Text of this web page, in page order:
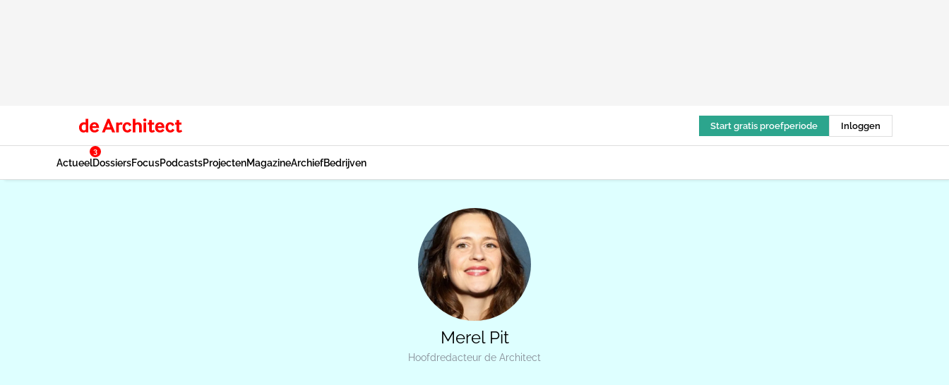
Start gratis proefperiode Inloggen
Actueel
3
DossiersFocusPodcastsProjectenMagazineArchiefBedrijven
Merel Pit
Hoofdredacteur de Architect